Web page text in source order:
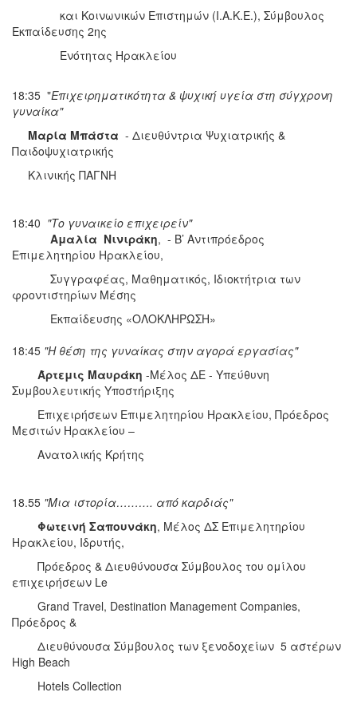
και Κοινωνικών Επιστημών (Ι.Α.Κ.Ε.), Σύμβουλος
Εκπαίδευσης 2ης
Ενότητας Ηρακλείου
18:35 "Επιχειρηματικότητα & ψυχική υγεία στη σύγχρονη
γυναίκα"
Μαρία Μπάστα - Διευθύντρια Ψυχιατρικής &
Παιδοψυχιατρικής
Κλινικής ΠΑΓΝΗ
18:40 "Το γυναικείο επιχειρείν"
Αμαλία Νινιράκη, - Β’ Αντιπρόεδρος
Επιμελητηρίου Ηρακλείου,
Συγγραφέας, Μαθηματικός, Ιδιοκτήτρια των
φροντιστηρίων Μέσης
Εκπαίδευσης «ΟΛΟΚΛΗΡΩΣΗ»
18:45 "Η θέση της γυναίκας στην αγορά εργασίας"
Άρτεμις Μαυράκη -Μέλος ΔΕ - Υπεύθυνη
Συμβουλευτικής Υποστήριξης
Επιχειρήσεων Επιμελητηρίου Ηρακλείου, Πρόεδρος
Μεσιτών Ηρακλείου –
Ανατολικής Κρήτης
18.55 "Μια ιστορία………. από καρδιάς"
Φωτεινή Σαπουνάκη, Μέλος ΔΣ Επιμελητηρίου
Ηρακλείου, Ιδρυτής,
Πρόεδρος & Διευθύνουσα Σύμβουλος του ομίλου
επιχειρήσεων Le
Grand Travel, Destination Management Companies,
Πρόεδρος &
Διευθύνουσα Σύμβουλος των ξενοδοχείων 5 αστέρων
High Beach
Hotels Collection